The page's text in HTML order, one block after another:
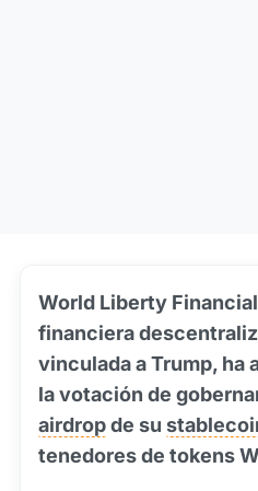
World Liberty
financiera
vinculada a Trump, ha
la votación de
airdropde su
tenedores de tokens